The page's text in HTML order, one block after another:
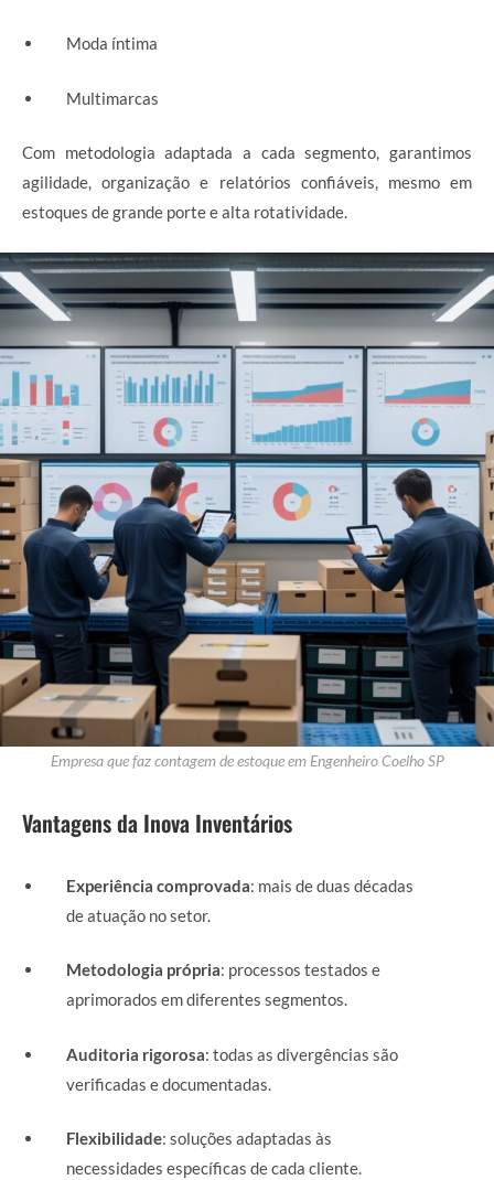
Moda íntima
Multimarcas
Com metodologia adaptada a cada segmento, garantimos
agilidade, organização e relatórios confiáveis, mesmo em
estoques de grande porte e alta rotatividade.
Empresa que faz contagem de estoque em Engenheiro Coelho SP
Vantagens da Inova Inventários
Experiência comprovada: mais de duas décadas
de atuação no setor.
Metodologia própria: processos testados e
aprimorados em diferentes segmentos.
Auditoria rigorosa: todas as divergências são
verificadas e documentadas.
Flexibilidade: soluções adaptadas às
necessidades específicas de cada cliente.